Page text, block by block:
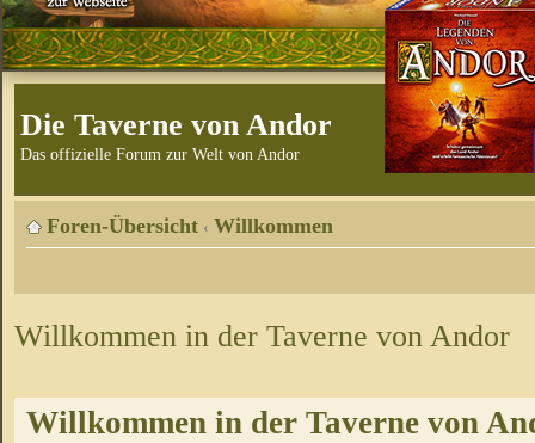
Die Taverne von Andor
Das offizielle Forum zur Welt von Andor
Foren-Übersicht ‹ Willkommen
Willkommen in der Taverne von Andor
Willkommen in der Taverne von